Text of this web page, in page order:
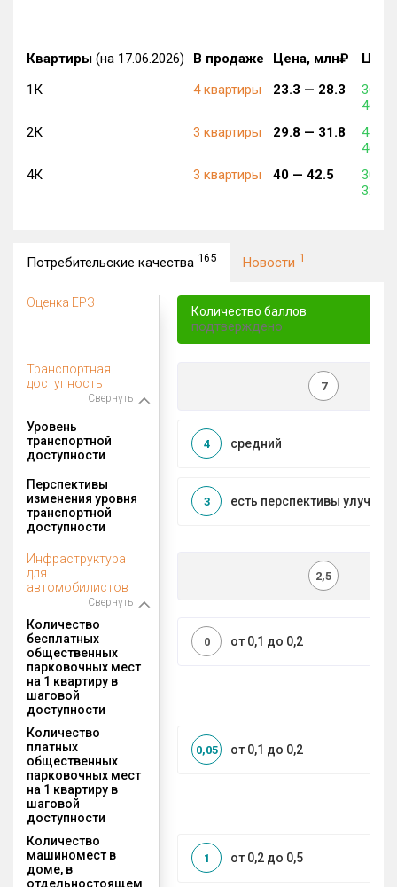
Квартиры (на 17.06.2026) В продаже Цена, млн₽
1К
4 квартиры 23.3 — 28.3
365
460
2К
3 квартиры 29.8 — 31.8
445
469
4К
3 квартиры 40 — 42.5
308
327
Потребительские качества 165 Новости 1
Оценка ЕРЗ
Количество баллов
подтверждено
Транспортная
доступность
Свернуть
7
Уровень
транспортной
доступности
средний
4
Перспективы
изменения уровня
транспортной
доступности
есть перспективы
3
Инфраструктура
для
автомобилистов
Свернуть
2,5
Количество
бесплатных
общественных
парковочных мест
на 1 квартиру в
шаговой
доступности
от 0,1 до 0,2
0
Количество
платных
общественных
парковочных мест
на 1 квартиру в
шаговой
доступности
от 0,1 до 0,2
0,05
Количество
машиномест в
доме, в
отдельностоящем
от 0,2 до 0,5
1